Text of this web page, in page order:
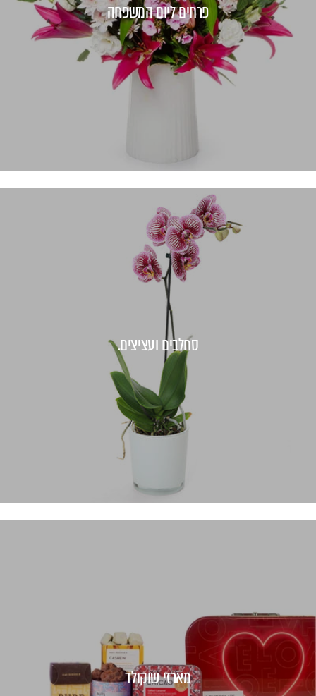
פרחים ליום המשפחה
סחלבים ועציצים.
מארזי שוקולד